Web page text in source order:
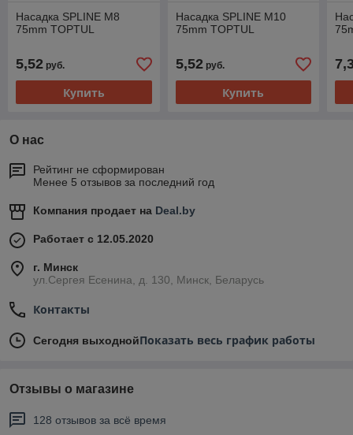
Насадка SPLINE M8
75mm TOPTUL
5,52 руб.
Купить
Насадка SPLINE M10
75mm TOPTUL
5,52руб.
Купить
О нас
Рейтинг не сформирован
Менее 5 отзывов за последний год
Компания продает на Deal.by
Работает с 12.05.2020
г. Минск
ул.Сергея Есенина, д. 130, Минск, Беларусь
Контакты
Сегодня выходнойПоказать весь график работы
Отзывы о магазине
128 отзывов за всё время